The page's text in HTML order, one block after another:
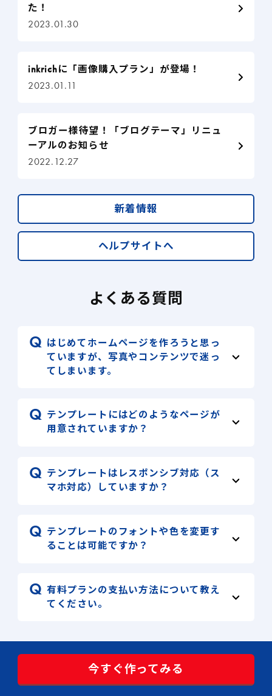
た！
2023.01.30
inkrichに「画像購入プラン」が登場！
2023.01.11
ブロガー様待望！「ブログテーマ」リニュ
ーアルのお知らせ
2022.12.27
新着情報
ヘルプサイトへ
よくある質問
はじめてホームページを作ろうと思っ
ていますが、写真やコンテンツで迷っ
てしまいます。
テンプレートにはどのようなページが
用意されていますか？
テンプレートはレスポンシブ対応（ス
マホ対応）していますか？
テンプレートのフォントや色を変更す
ることは可能ですか？
有料プランの支払い方法について教え
てください。
今すぐ作ってみる